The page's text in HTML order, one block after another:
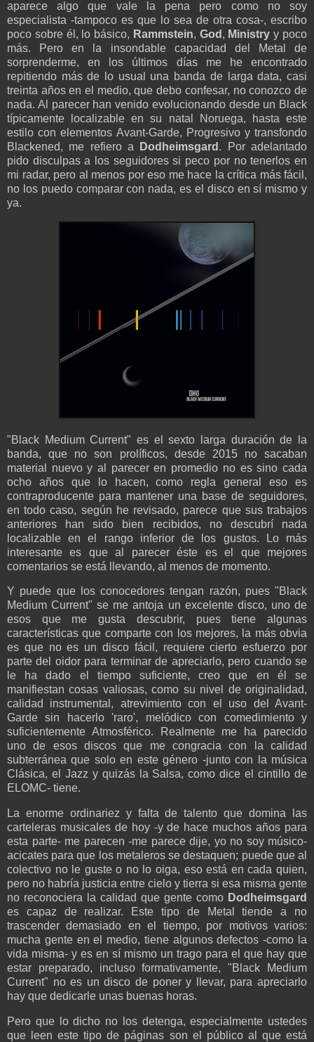
aparece algo que vale la pena pero como no soy
especialista -tampoco es que lo sea de otra cosa-, escribo
poco sobre él, lo básico, Rammstein, God , Ministry y poco
más. Pero en la insondable capacidad del Metal de
sorprenderme, en los últimos días me he encontrado
repitiendo más de lo usual una banda de larga data, casi
treinta años en el medio, que debo confesar, no conozco de
nada. Al parecer han venido evolucionando desde un Black
típicamente localizable en su natal Noruega, hasta este
estilo con elementos Avant-Garde, Progresivo y transfondo
Blackened, me refiero a
Dodheimsgard . Por adelantado
pido disculpas a los seguidores si peco por no tenerlos en
mi radar, pero al menos por eso me hace la crítica más fácil,
no los puedo comparar con nada, es el disco en sí mismo y
ya.
"Black Medium Current" es el sexto larga duración de la
banda, que no son prolíficos, desde 2015 no sacaban
material nuevo y al parecer en promedio no es sino cada
ocho años que lo hacen, como regla general eso es
contraproducente para mantener una base de seguidores,
en todo caso, según he revisado, parece que sus trabajos
anteriores han sido bien recibidos, no descubrí nada
localizable en el rango inferior de los gustos. Lo más
interesante es que al parecer éste es el que mejores
comentarios se está llevando, al menos de momento.
Y puede que los conocedores tengan razón, pues "Black
Medium Current" se me antoja un excelente disco, uno de
esos que me gusta descubrir, pues tiene algunas
características que comparte con los mejores, la más obvia
es que no es un disco fácil, requiere cierto esfuerzo por
parte del oidor para terminar de apreciarlo, pero cuando se
le ha dado el tiempo suficiente, creo que en él se
manifiestan cosas valiosas, como su nivel de originalidad,
calidad instrumental, atrevimiento con el uso del Avant-
Garde sin hacerlo 'raro', melódico con comedimiento y
suficientemente Atmosférico. Realmente me ha parecido
uno de esos discos que me congracia con la calidad
subterránea que solo en este género -junto con la música
Clásica, el Jazz y quizás la Salsa, como dice el cintillo de
ELOMC- tiene.
La enorme ordinariez y falta de talento que domina las
carteleras musicales de hoy -y de hace muchos años para
esta parte- me parecen -me parece dije, yo no soy músico-
acicates para que los metaleros se destaquen; puede que al
colectivo no le guste o no lo oiga, eso está en cada quien,
pero no habría justicia entre cielo y tierra si esa misma gente
no reconociera la calidad que gente como Dodheimsgard
es capaz de realizar. Este tipo de Metal tiende a no
trascender demasiado en el tiempo, por motivos varios:
mucha gente en el medio, tiene algunos defectos -como la
vida misma- y es en sí mismo un trago para el que hay que
estar preparado, incluso formativamente, "Black Medium
Current" no es un disco de poner y llevar, para apreciarlo
hay que dedicarle unas buenas horas.
Pero que lo dicho no los detenga, especialmente ustedes
que leen este tipo de páginas son el público al que está